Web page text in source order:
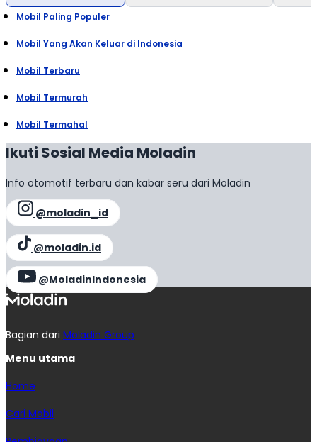
Mobil Paling Populer
Mobil Yang Akan Keluar di Indonesia
Mobil Terbaru
Mobil Termurah
Mobil Termahal
Ikuti Sosial Media Moladin
Info otomotif terbaru dan kabar seru dari Moladin
@moladin_id
@moladin.id
@MoladinIndonesia
Bagian dari Moladin Group
Menu utama
Home
Cari Mobil